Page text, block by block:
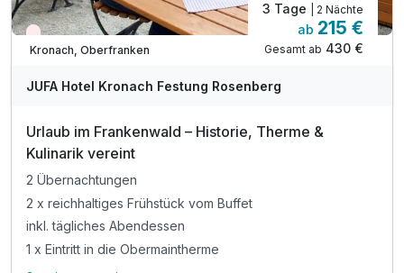
Nur noch Restplätze
Kronach, Oberfranken
3 Tage | 2 Nächte
ab 215 €
Gesamt ab 430 €
JUFA Hotel Kronach Festung Rosenberg
Urlaub im Frankenwald – Historie, Therme &
Kulinarik vereint
2 Übernachtungen
2 x reichhaltiges Frühstück vom Buffet
inkl. tägliches Abendessen
1 x Eintritt in die Obermaintherme